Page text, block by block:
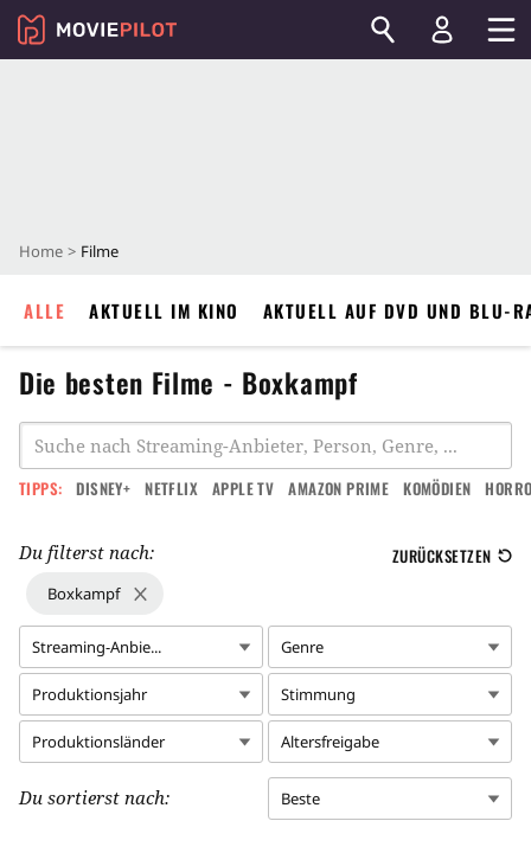
Home Filme
ALLE AKTUELL IM KINO AKTUELL AUF DVD UND BLU-
Die besten Filme - Boxkampf
TIPPS: DISNEY+ NETFLIX APPLE TV AMAZON PRIME KOMÖDIEN
Du filterst nach: ZURÜCKSETZEN
Boxkampf
Streaming-Anbie... Genre
Produktionsjahr Stimmung
Produktionsländer Altersfreigabe
Du sortierst nach: Beste